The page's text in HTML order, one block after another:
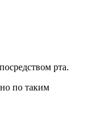
рта.
по таким